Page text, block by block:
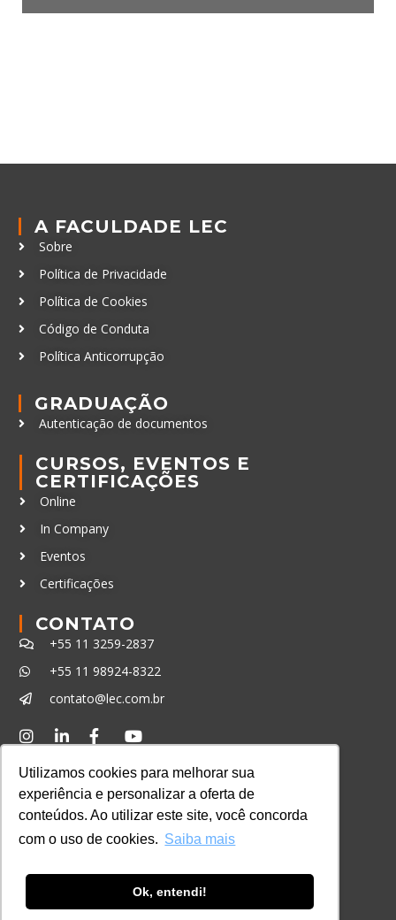
Utilizamos cookies para melhorar sua
experiência e personalizar a oferta de
conteúdos. Ao utilizar este site, você concorda
com o uso de cookies. Saiba mais
Ok, entendi!
A FACULDADE LEC
Sobre
Política de Privacidade
Política de Cookies
Código de Conduta
Política Anticorrupção
GRADUAÇÃO
Autenticação de documentos
CURSOS, EVENTOS E
CERTIFICAÇÕES
Online
In Company
Eventos
Certificações
CONTATO
+55 11 3259-2837
+55 11 98924-8322
contato@lec.com.br
Consulte aqui o cadastro da Instituição no
Sistema e-MEC